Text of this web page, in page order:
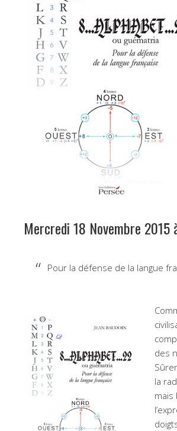
Mercredi 18 Novembre 2015
Pour la défense de la langue
des
la
mais